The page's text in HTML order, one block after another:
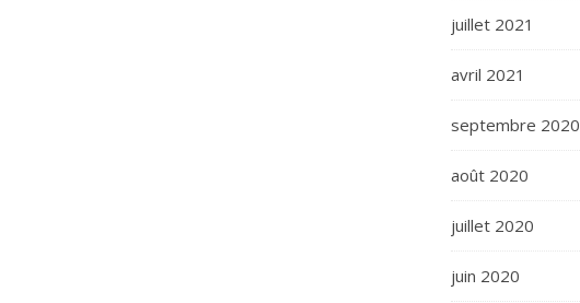
juillet 2021
avril 2021
septembre 2020
août 2020
juillet 2020
juin 2020